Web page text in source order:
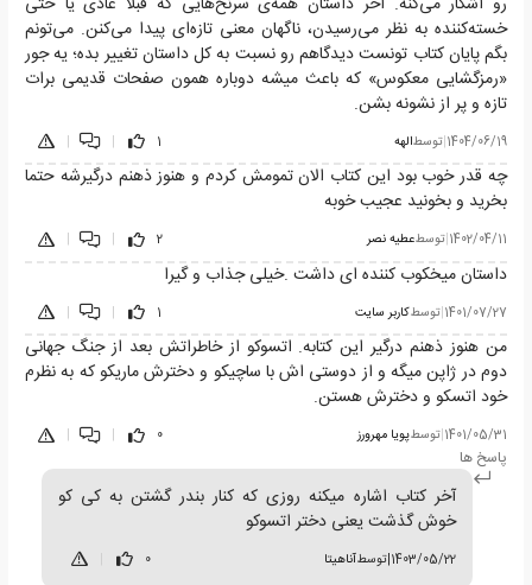
خسته‌کننده به نظر می‌رسیدن، ناگهان معنی تازه‌ای پیدا می‌کنن. می‌تونم
بگم پایان کتاب تونست دیدگاهم رو نسبت به کل داستان تغییر بده؛ یه جور
«رمزگشایی معکوس» که باعث میشه دوباره همون صفحات قدیمی برات
تازه و پر از نشونه بشن.
1404/06/19
|توسطالهه 1
|
|
چه قدر خوب بود این کتاب الان تمومش کردم و هنوز ذهنم درگیرشه حتما
بخرید و بخونید عجیب خوبه
1402/04/11
|توسطعطیه نصر 2
|
|
داستان میخکوب کننده ای داشت .خیلی جذاب و گیرا
1401/07/27
|توسطکاربر سایت 1
|
|
من هنوز ذهنم درگیر این کتابه. اتسوکو از خاطراتش بعد از جنگ جهانی
دوم در ژاپن میگه و از دوستی اش با ساچیکو و دخترش ماریکو که به نظرم
خود اتسکو و دخترش هستن.
1401/05/31
|توسطپویا مهرورز 0
|
|
پاسخ ها
آخر کتاب اشاره میکنه روزی که کنار بندر گشتن به کی کو
خوش گذشت یعنی دختر اتسوکو
1403/05/22
|توسطآناهیتا 0